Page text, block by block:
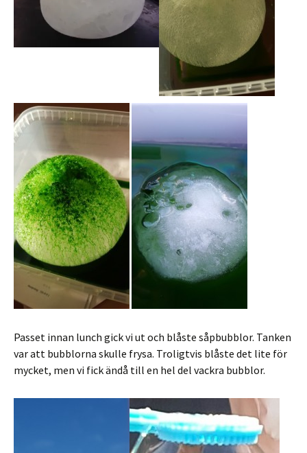
Passet innan lunch gick vi ut och blåste såpbubblor. Tanken
var att bubblorna skulle frysa. Troligtvis blåste det lite för
mycket, men vi fick ändå till en hel del vackra bubblor.